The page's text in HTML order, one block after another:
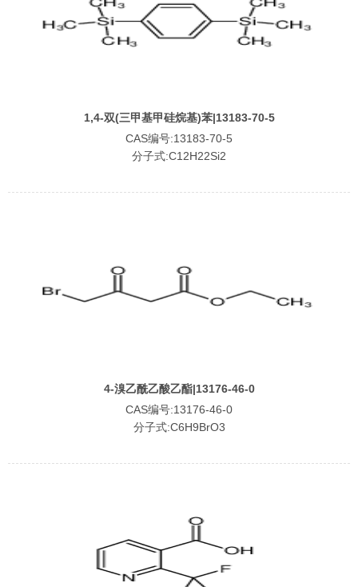
1,4-双(三甲基甲硅烷基)苯|13183-70-5
CAS编号:13183-70-5
分子式:C12H22Si2
4-溴乙酰乙酸乙酯|13176-46-0
CAS编号:13176-46-0
分子式:C6H9BrO3